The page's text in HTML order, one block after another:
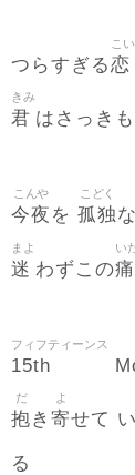
つらすぎる恋
こい
君
きみ
はさっきも
今夜
こんや
を 孤独
こどく
な
迷
まよ
わずこの痛
い
15th
フィフティーンス
抱
だ
き 寄
よ
せて
る